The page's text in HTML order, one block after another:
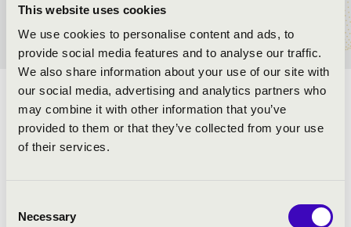
This website uses cookies
We use cookies to personalise content and ads, to
provide social media features and to analyse our traffic.
We also share information about your use of our site with
our social media, advertising and analytics partners who
may combine it with other information that you’ve
provided to them or that they’ve collected from your use
of their services.
Selection
Necessary
BÉRLET- ÉS JEGYÁRAK
ELŐADÓK:
Ewald Rézfúvós Együttes